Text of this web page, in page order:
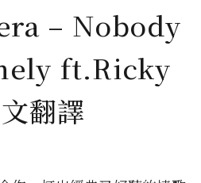
– Nobody
ft.Ricky
翻譯